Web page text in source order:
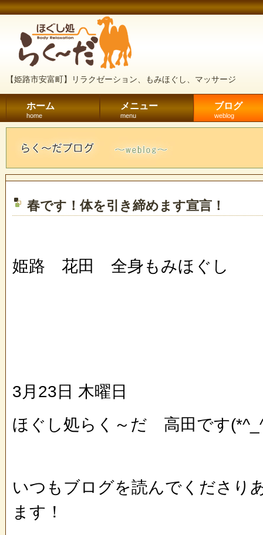
【姫路市安富町】リラクゼーション、もみほぐし、マッサージ
ホーム
home
メニュー
menu
ブログ
weblog
春です！体を引き締めます宣言！
姫路 花田 全身もみほぐし
3月23日 木曜日
ほぐし処らく～だ 高田です
いつもブログを読んでくださり
ます！